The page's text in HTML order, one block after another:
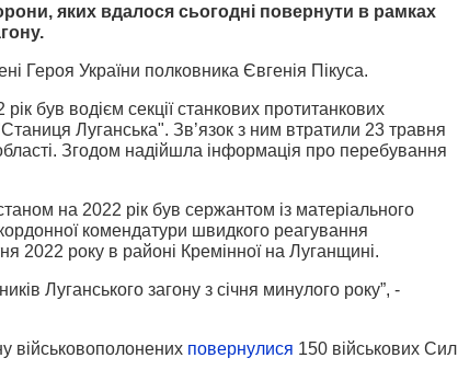
яких вдалося сьогодні повернути в рамках
Героя України полковника Євгенія Пікуса.
був водієм секції станкових протитанкових
Луганська". Зв’язок з ним втратили 23 травня
Згодом надійшла інформація про перебування
на 2022 рік був сержантом із матеріального
комендатури швидкого реагування
2022 року в районі Кремінної на Луганщині.
Луганського загону з січня минулого року”, -
військовополонених повернулися 150 військових Сил